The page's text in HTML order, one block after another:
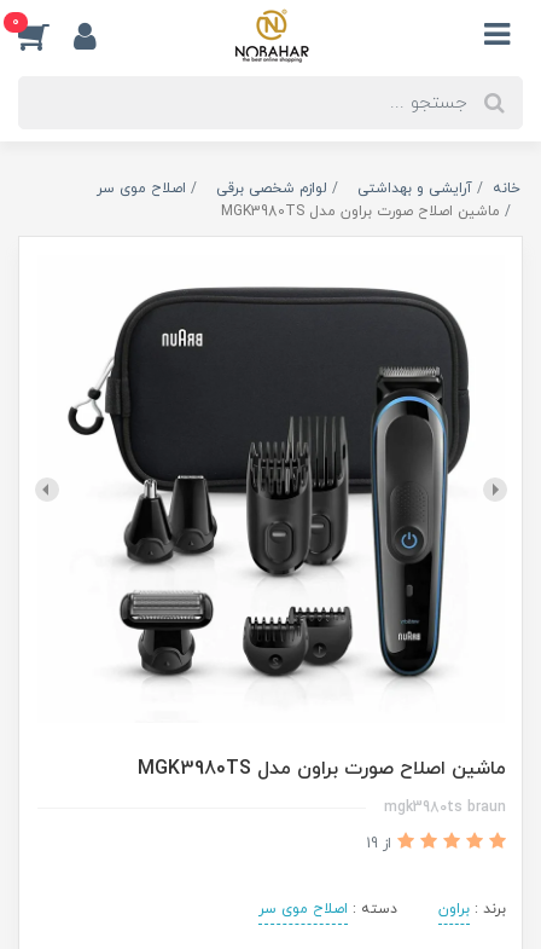
0
خانه آرایشی و بهداشتی لوازم شخصی برقی
اصلاح موی سر
ماشین اصلاح صورت براون مدل MGK3980TS
ماشین اصلاح صورت براون مدل MGK3980TS
mgk3980ts braun
از 19
برند : براون دسته : اصلاح موی سر